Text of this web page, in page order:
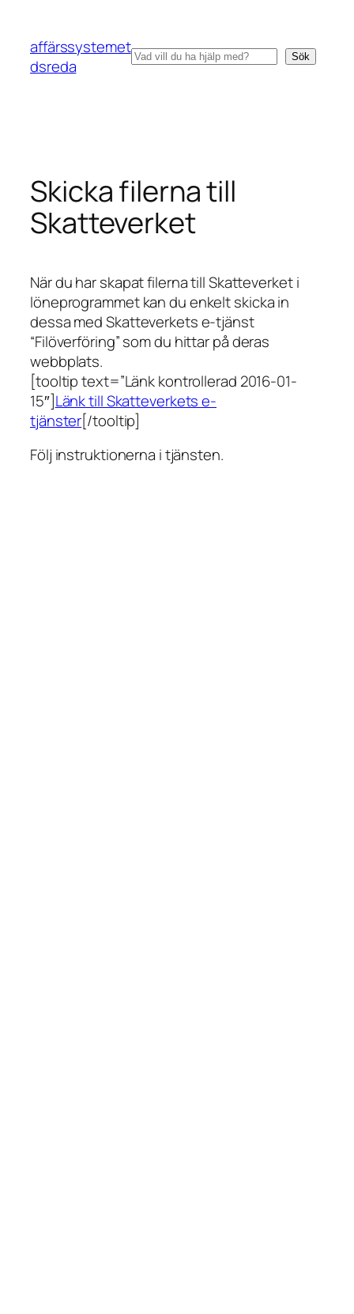
innehåll
affärssystemet
dsreda
Sök Sök
Skicka filerna till
Skatteverket
När du har skapat filerna till Skatteverket i
löneprogrammet kan du enkelt skicka in
dessa med Skatteverkets e-tjänst
“Filöverföring” som du hittar på deras
webbplats.
[tooltip text=”Länk kontrollerad 2016-01-
15″]Länk till Skatteverkets e-
tjänster[/tooltip]
Följ instruktionerna i tjänsten.